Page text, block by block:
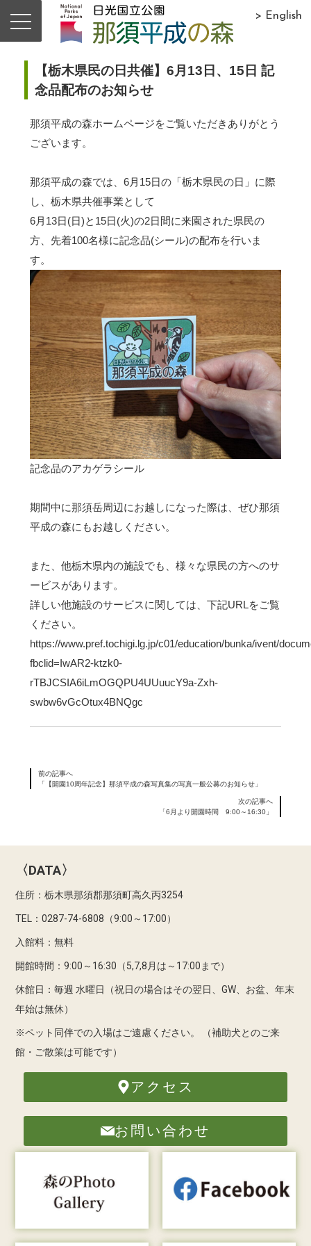
> English
【栃木県民の日共催】6月13日、15日 記
念品配布のお知らせ
那須平成の森ホームページをご覧いただきありがとう
ございます。
那須平成の森では、6月15日の「栃木県民の日」に際
し、栃木県共催事業として
6月13日(日)と15日(火)の2日間に来園された県民の
方、先着100名様に記念品(シール)の配布を行いま
す。
記念品のアカゲラシール
期間中に那須岳周辺にお越しになった際は、ぜひ那須
平成の森にもお越しください。
また、他栃木県内の施設でも、様々な県民の方へのサ
ービスがあります。
詳しい他施設のサービスに関しては、下記URLをご覧
ください。
https://www.pref.tochigi.lg.jp/c01/education/bunka/ivent/
fbclid=IwAR2-ktzk0-
rTBJCSIA6iLmOGQPU4UUuucY9a-Zxh-
swbw6vGcOtux4BNQgc
前の記事へ
「【開園10周年記念】那須平成の森写真集の写真一般公募のお知らせ」
次の記事へ
「6月より開園時間 9:00～16:30」
〈DATA〉
住所：栃木県那須郡那須町高久丙3254
TEL：0287-74-6808（9:00～17:00）
入館料：無料
開館時間：9:00～16:30（5,7,8月は～17:00まで）
休館日：毎週 水曜日（祝日の場合はその翌日、GW、お盆、年末
年始は無休）
※ペット同伴での入場はご遠慮ください。
（補助犬とのご来
館・ご散策は可能です）
アクセス
お問い合わせ